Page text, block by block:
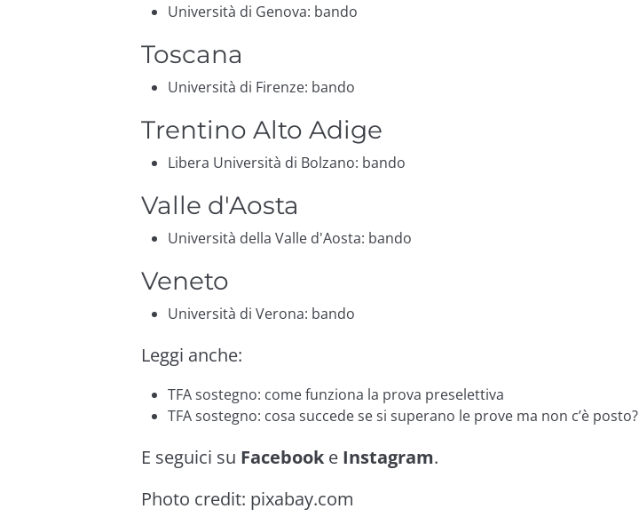
Università di Genova: bando
Toscana
Università di Firenze: bando
Trentino Alto Adige
Libera Università di Bolzano: bando
Valle d'Aosta
Università della Valle d'Aosta: bando
Veneto
Università di Verona: bando
Leggi anche:
TFA sostegno: come funziona la prova preselettiva
TFA sostegno: cosa succede se si superano le prove ma non c’è posto?
E seguici su Facebook e Instagram.
Photo credit: pixabay.com